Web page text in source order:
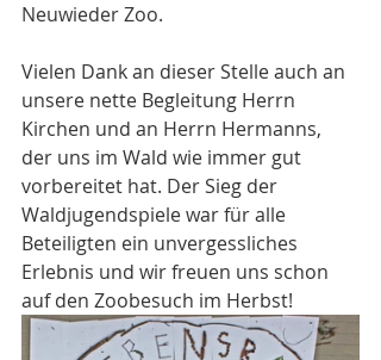
Neuwieder Zoo.
Vielen Dank an dieser Stelle auch an
unsere nette Begleitung Herrn
Kirchen und an Herrn Hermanns,
der uns im Wald wie immer gut
vorbereitet hat. Der Sieg der
Waldjugendspiele war für alle
Beteiligten ein unvergessliches
Erlebnis und wir freuen uns schon
auf den Zoobesuch im Herbst!